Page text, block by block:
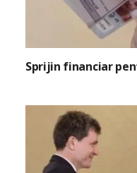
Sprijin financiar